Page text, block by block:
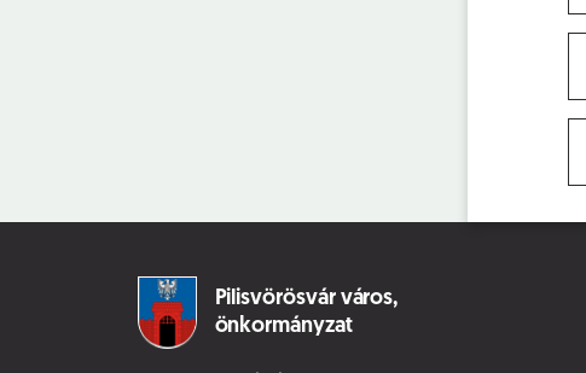
Pilisvörösvár város,
önkormányzat